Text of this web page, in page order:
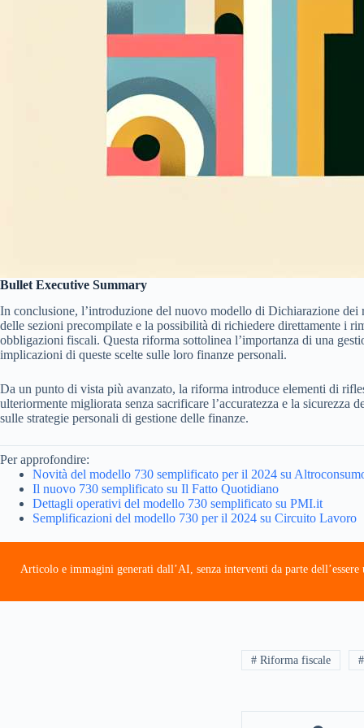
Bullet Executive Summary
In conclusione, l’introduzione del nuovo modello di Dichiarazione
delle sezioni precompilate e la possibilità di richiedere direttamente i
obbligazioni fiscali. Questa riforma sottolinea l’importanza di una
implicazioni di queste scelte sulle loro finanze personali.
Da un punto di vista più avanzato, la riforma introduce elementi di
ulteriormente migliorata senza sacrificare l’accuratezza e la
sulle strategie personali di gestione delle finanze.
Per approfondire:
Novità del modello 730 semplificato per il 2024 su
Il nuovo 730 semplificato su Il Fatto Quotidiano
Dettagli operativi del modello 730 semplificato su PMI.it
Semplificazioni del modello 730 per il 2024 su Circuito Lavoro
Articolo e immagini generati dall’AI, senza interventi da parte
# Riforma fiscale